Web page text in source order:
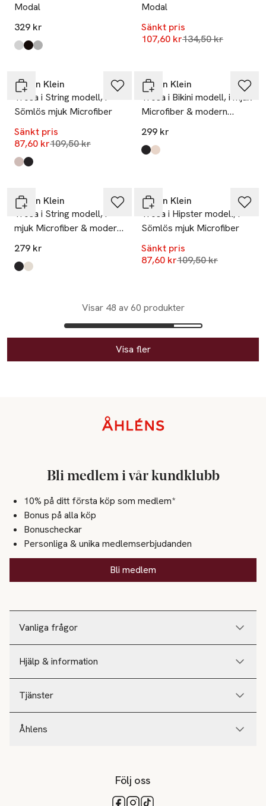
Modal
329 kr
Produkten finns i färgerna:
White,
Black,
Grey Heather
Modal
Sänkt pris
107,60 krLägsta pris 30
134,50 kr
Calvin Klein
Trosa i String modell, i
Sömlös mjuk Microfiber
Sänkt pris
87,60 krLägsta pris 30 dagar
109,50 kr
Produkten finns i färgerna:
Cedar
Black
Calvin Klein
Trosa i Bikini modell, i mjuk
Microfiber & modern
spets.
299 kr
Produkten finns i färgerna:
Black
Beechwood
Calvin Klein
Trosa i String modell, i
mjuk Microfiber & modern
spets.
279 kr
Produkten finns i färgerna:
Black
Beechwood
Calvin Klein
Trosa i Hipster modell, i
Sömlös mjuk Microfiber
Sänkt pris
87,60 krLägsta pris 30 dagar
109,50 kr
Visar 48 av 60 produkter
Visa fler
Vanliga frågor
Hjälp & information
Tjänster
Åhlens
Bli medlem i vår kundklubb
10% på ditt första köp som medlem*
Bonus på alla köp
Bonuscheckar
Personliga & unika medlemserbjudanden
Bli medlem
Följ oss